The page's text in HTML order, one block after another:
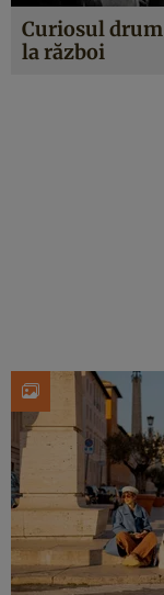
Curiosul drum
la război